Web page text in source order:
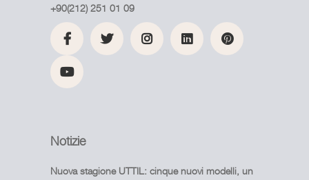
+90(212) 251 01 09
Notizie
Nuova stagione UTTIL: cinque nuovi modelli, un